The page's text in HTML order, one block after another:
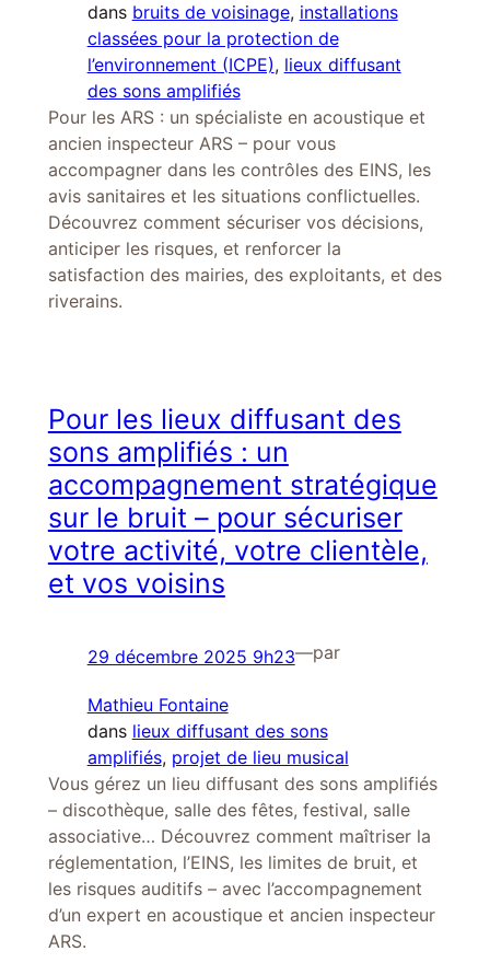
dans bruits de voisinage, installations
classées pour la protection de
l’environnement (ICPE), lieux diffusant
des sons amplifiés
Pour les ARS : un spécialiste en acoustique et
ancien inspecteur ARS – pour vous
accompagner dans les contrôles des EINS, les
avis sanitaires et les situations conflictuelles.
Découvrez comment sécuriser vos décisions,
anticiper les risques, et renforcer la
satisfaction des mairies, des exploitants, et des
riverains.
Pour les lieux diffusant des
sons amplifiés : un
accompagnement stratégique
sur le bruit – pour sécuriser
votre activité, votre clientèle,
et vos voisins
29 décembre 2025 9h23—par
Mathieu Fontaine
dans lieux diffusant des sons
amplifiés, projet de lieu musical
Vous gérez un lieu diffusant des sons amplifiés
– discothèque, salle des fêtes, festival, salle
associative… Découvrez comment maîtriser la
réglementation, l’EINS, les limites de bruit, et
les risques auditifs – avec l’accompagnement
d’un expert en acoustique et ancien inspecteur
ARS.